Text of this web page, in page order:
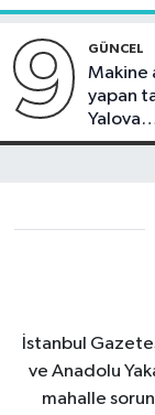
9 GÜNCEL
Makine
yapan
Yalova
İstanbul
ve Anadolu
mahalle